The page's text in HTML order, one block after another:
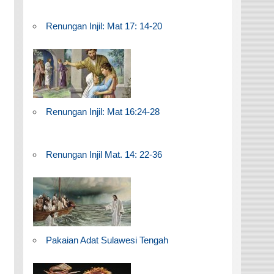
Renungan Injil: Mat 17: 14-20
Renungan Injil: Mat 16:24-28
Renungan Injil Mat. 14: 22-36
Pakaian Adat Sulawesi Tengah